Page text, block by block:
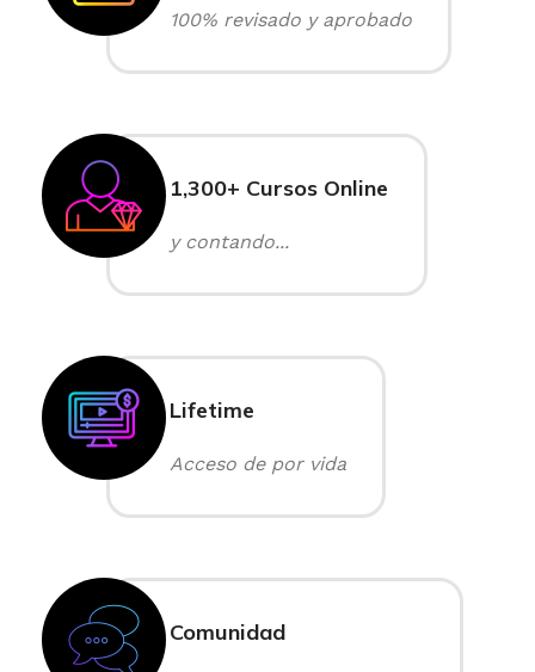
100% revisado y aprobado
1,300+ Cursos Online
y contando...
Lifetime
Acceso de por vida
Comunidad